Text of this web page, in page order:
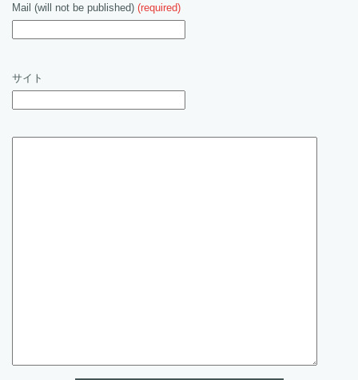
Mail (will not be published) (required)
サイト